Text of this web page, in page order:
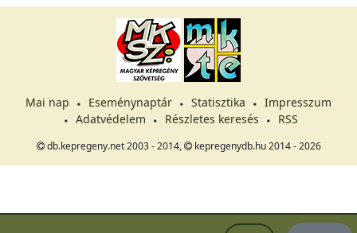
Mai nap Eseménynaptár Statisztika
Impresszum
Adatvédelem
Részletes keresés RSS
db.kepregeny.net 2003 - 2014, kepregenydb.hu 2014 - 2026